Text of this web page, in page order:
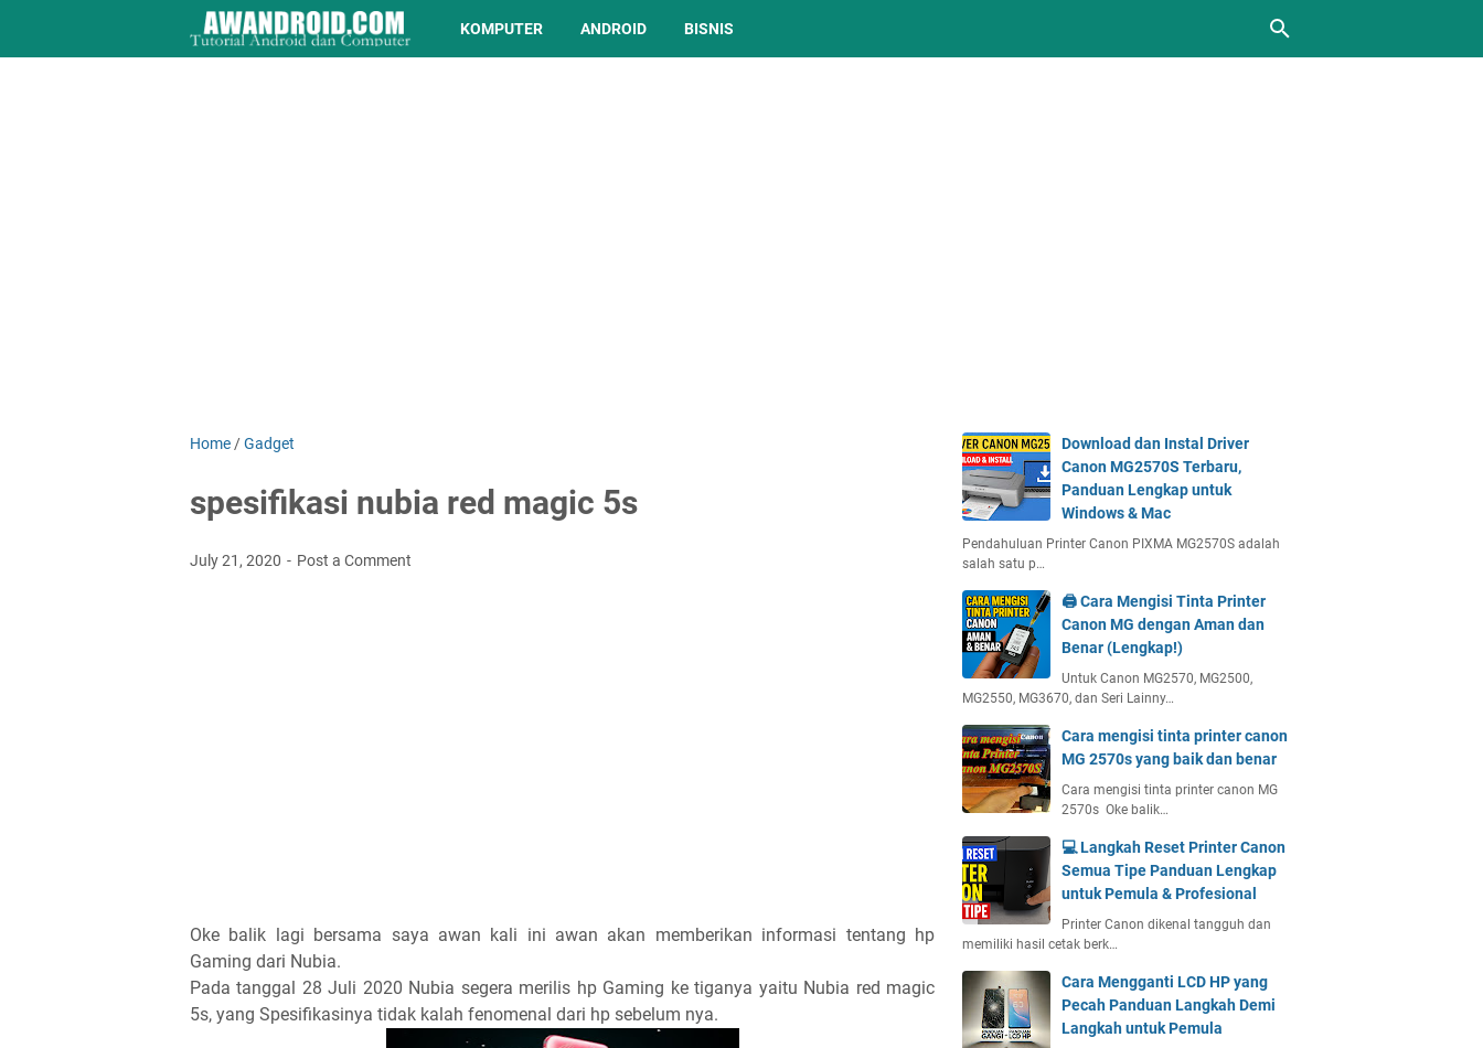
KOMPUTER ANDROID BISNIS
Home /Gadget
spesifikasi nubia red magic 5s
July 21, 2020 Post a Comment
Oke balik lagi bersama saya awan kali ini awan akan memberikan informasi tentang hp
Gaming dari Nubia.
Pada tanggal 28 Juli 2020 Nubia segera merilis hp Gaming ke tiganya yaitu Nubia red magic
5s, yang Spesifikasinya tidak kalah fenomenal dari hp sebelum nya.
Download dan Instal Driver
Canon MG2570S Terbaru,
Panduan Lengkap untuk
Windows & Mac
Pendahuluan Printer Canon PIXMA MG2570S adalah
salah satu p…
🖨️ Cara Mengisi Tinta Printer
Canon MG dengan Aman dan
Benar (Lengkap!)
Untuk Canon MG2570, MG2500,
MG2550, MG3670, dan Seri Lainny…
Cara mengisi tinta printer canon
MG 2570s yang baik dan benar
Cara mengisi tinta printer canon MG
2570s Oke balik…
💻 Langkah Reset Printer Canon
Semua Tipe Panduan Lengkap
untuk Pemula & Profesional
Printer Canon dikenal tangguh dan
memiliki hasil cetak berk…
Cara Mengganti LCD HP yang
Pecah Panduan Langkah Demi
Langkah untuk Pemula